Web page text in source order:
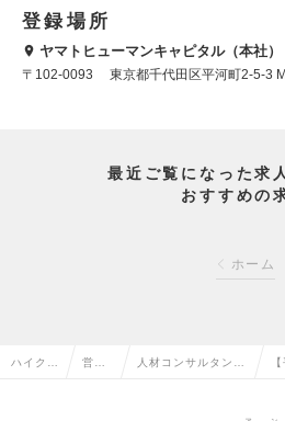
登録場所
ヤマトヒューマンキャピタル（本社）
〒102-0093 東京都千代田区平河町2-5-3
最近ご覧になった求
おすすめの
ホーム
ハイクラ 営業 人材コンサルタン